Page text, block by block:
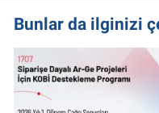
Bunlar da ilginizi